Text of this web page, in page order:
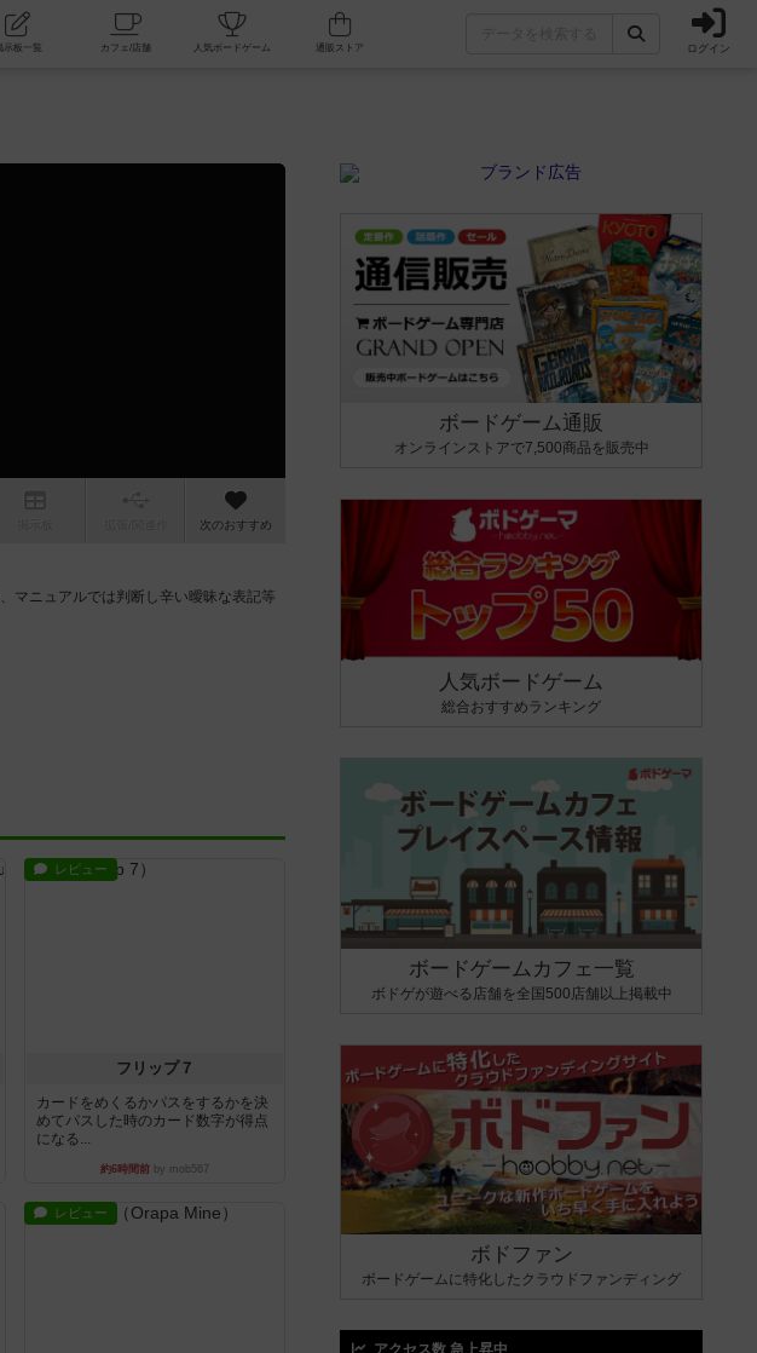
ティ 掲示板一覧 カフェ/店舗 人気ボードゲーム ログイン
次のおすすめ
マニュアルでは判断し辛い曖昧な表記等
レビュー
フリップ７
カードをめくるかパスをするかを決
めてパスした時のカード数字が得点
になる...
約6時間前 by mob567
レビュー
ボードゲーム通販
オンラインストアで7,500商品を販売中
人気ボードゲーム
総合おすすめランキング
ボードゲームカフェ一覧
ボドゲが遊べる店舗を全国500店舗以上掲載中
ボドファン
ボードゲームに特化したクラウドファンディング
アクセス数 急上昇中